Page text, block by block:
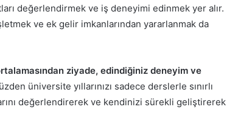
değerlendirmek ve iş deneyimi edinmek yer alır.
ve ek gelir imkanlarından yararlanmak da
ziyade, edindiğiniz deneyim ve
üniversite yıllarınızı sadece derslerle sınırlı
değerlendirerek ve kendinizi sürekli geliştirerek